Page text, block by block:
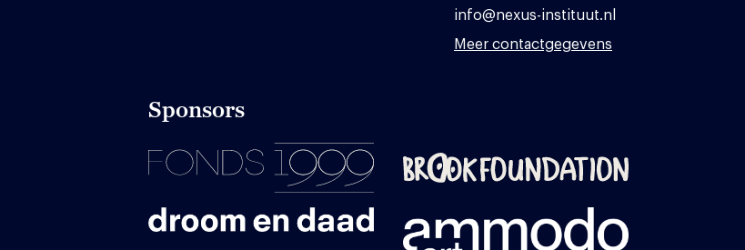
info@nexus-instituut.nl
Meer contactgegevens
Sponsors